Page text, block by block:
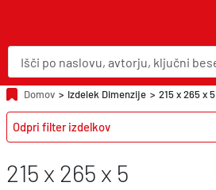
P
o
d
u
c
t
s
r
c
Domov > Izdelek Dimenzije > 215 x 265 x 5
215 x 265 x 5
Odpri filter izdelkov